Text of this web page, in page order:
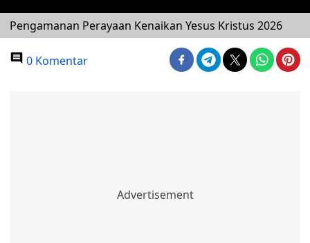
Pengamanan Perayaan Kenaikan Yesus Kristus 2026
0 Komentar